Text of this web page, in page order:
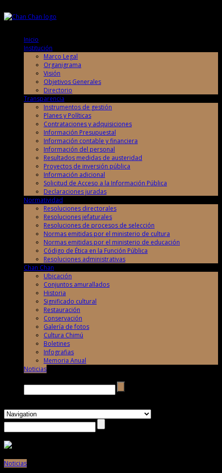
Inicio
Institución
Marco Legal
Organigrama
Visión
Objetivos Generales
Directorio
Transparencia
Instrumentos de gestión
Planes y Políticas
Contrataciones y adquisiciones
Información Presupuestal
Información contable y financiera
Información del personal
Resultados medidas de austeridad
Proyectos de inversión pública
Información adicional
Solicitud de Acceso a la Información Pública
Declaraciones juradas
Normatividad
Resoluciones directorales
Resoluciones jefaturales
Resoluciones de procesos de selección
Normas emitidas por el ministerio de cultura
Normas emitidas por el ministerio de educación
Código de Ética en la Función Pública
Resoluciones administrativas
Chan Chan
Ubicación
Conjuntos amurallados
Historia
Significado cultural
Restauración
Conservación
Galería de fotos
Cultura Chimú
Boletines
Infografias
Memoria Anual
Noticias
Noticias